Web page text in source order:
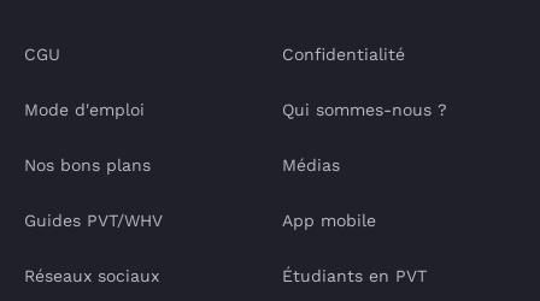
CGU
Mode d'emploi
Nos bons plans
Guides PVT/WHV
Réseaux sociaux
Confidentialité
Qui sommes-nous ?
Médias
App mobile
Étudiants en PVT